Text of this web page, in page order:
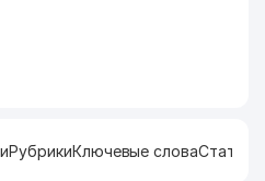
РубрикиКлючевые слова